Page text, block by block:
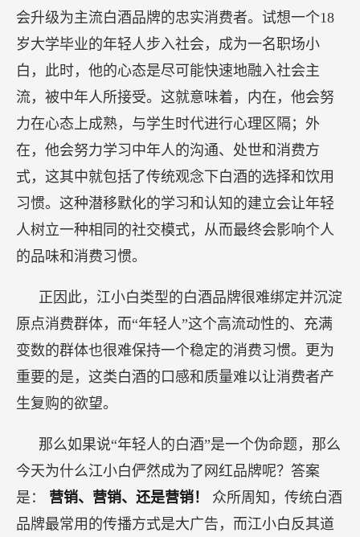
会升级为主流白酒品牌的忠实消费者。试想一个18
岁大学毕业的年轻人步入社会，成为一名职场小
白，此时，他的心态是尽可能快速地融入社会主
流，被中年人所接受。这就意味着，内在，他会努
力在心态上成熟，与学生时代进行心理区隔；外
在，他会努力学习中年人的沟通、处世和消费方
式，这其中就包括了传统观念下白酒的选择和饮用
习惯。这种潜移默化的学习和认知的建立会让年轻
人树立一种相同的社交模式，从而最终会影响个人
的品味和消费习惯。
正因此，江小白类型的白酒品牌很难绑定并沉淀
原点消费群体，而“年轻人”这个高流动性的、充满
变数的群体也很难保持一个稳定的消费习惯。更为
重要的是，这类白酒的口感和质量难以让消费者产
生复购的欲望。
那么如果说“年轻人的白酒”是一个伪命题，那么
今天为什么江小白俨然成为了网红品牌呢？答案
是： 营销、营销、还是营销！ 众所周知，传统白酒
品牌最常用的传播方式是大广告，而江小白反其道